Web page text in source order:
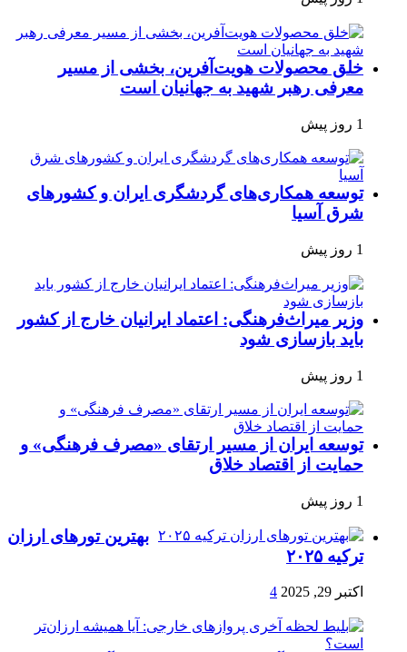
خلق محصولات هویت‌آفرین، بخشی از مسیر
معرفی رهبر شهید به جهانیان است
1 روز پیش
توسعه همکاری‌های گردشگری ایران و کشورهای
شرق آسیا
1 روز پیش
وزیر میراث‌فرهنگی: اعتماد ایرانیان خارج از کشور
باید بازسازی شود
1 روز پیش
توسعه ایران از مسیر ارتقای «مصرف فرهنگی» و
حمایت از اقتصاد خلاق
1 روز پیش
بهترین تورهای ارزان
ترکیه ۲۰۲۵
اکتبر 29, 2025 4